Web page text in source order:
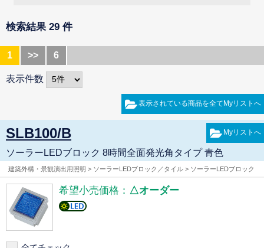
検索結果 29 件
1 >> 6
表示件数
SLB100/B
ソーラーLEDブロック 8時間全面発光角タイプ 青色
建築外構・景観演出用照明 > ソーラーLEDブロック／タイル > ソーラーLEDブロック
希望小売価格： △オーダー